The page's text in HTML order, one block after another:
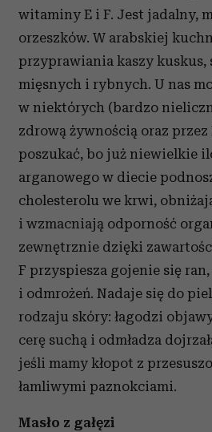
witaminy E i F. Jest jadalny,
orzeszków. W arabskiej
przyprawiania kaszy kuskus,
mięsnych i rybnych. U nas
w niektórych (bardzo
zdrową żywnością oraz
poszukać, bo już niewielkie
arganowego w diecie
cholesterolu we krwi,
i wzmacniają odporność
zewnętrznie dzięki
F przyspiesza gojenie się
i odmrożeń. Nadaje się do
rodzaju skóry: łagodzi
cerę suchą i odmładza
jeśli mamy kłopot z
łamliwymi paznokciami.
Masło z gałęzi